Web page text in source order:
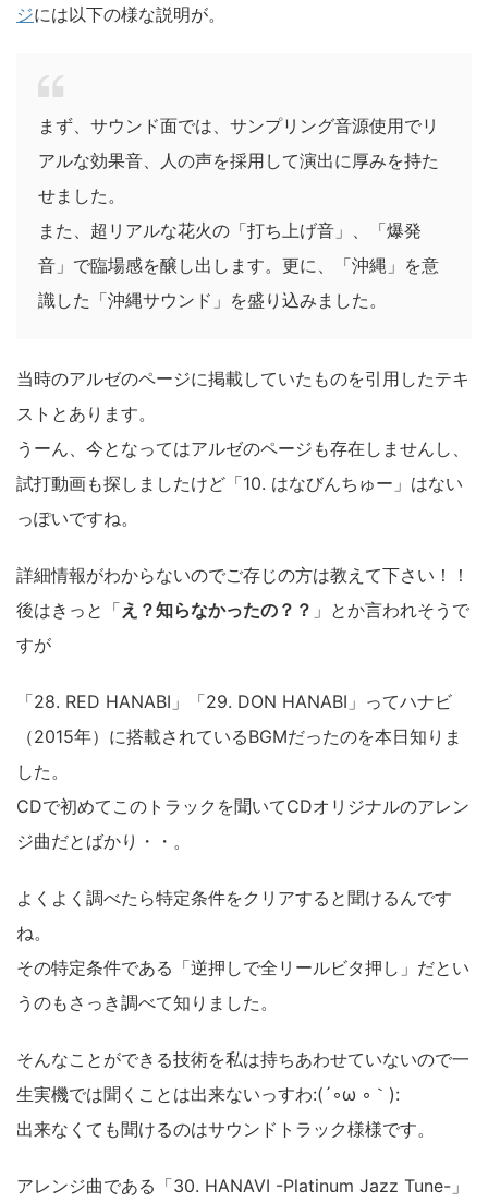
ジには以下の様な説明が。
まず、サウンド面では、サンプリング音源使用でリ
アルな効果音、人の声を採用して演出に厚みを持た
せました。
また、超リアルな花火の「打ち上げ音」、「爆発
音」で臨場感を醸し出します。更に、「沖縄」を意
識した「沖縄サウンド」を盛り込みました。
当時のアルゼのページに掲載していたものを引用したテキ
ストとあります。
うーん、今となってはアルゼのページも存在しませんし、
試打動画も探しましたけど「10. はなびんちゅー」はない
っぽいですね。
詳細情報がわからないのでご存じの方は教えて下さい！！
後はきっと「え？知らなかったの？？ 」とか言われそうで
すが
「28. RED HANABI」「29. DON HANABI」ってハナビ
（2015年）に搭載されているBGMだったのを本日知りま
した。
CDで初めてこのトラックを聞いてCDオリジナルのアレン
ジ曲だとばかり・・。
よくよく調べたら特定条件をクリアすると聞けるんです
ね。
その特定条件である「逆押しで全リールビタ押し」だとい
うのもさっき調べて知りました。
そんなことができる技術を私は持ちあわせていないので一
生実機では聞くことは出来ないっすわ:(´◦ω ◦｀):
出来なくても聞けるのはサウンドトラック様様です。
アレンジ曲である「30. HANAVI -Platinum Jazz Tune-」